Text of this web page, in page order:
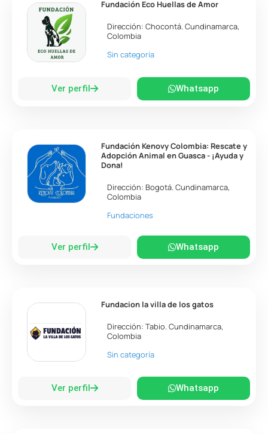
Fundación Eco Huellas de Amor
Dirección:Chocontá.Cundinamarca,
Colombia
Sin categoría
Ver perfil Whatsapp
Fundación Kenovy Colombia: Rescate y
Adopción Animal en Guasca - ¡Ayuda y
Dona!
Dirección: Bogotá.Cundinamarca,
Colombia
Fundaciones
Ver perfil Whatsapp
Fundacion la villa de los gatos
Dirección:Tabio.Cundinamarca,
Colombia
Sin categoría
Ver perfil Whatsapp